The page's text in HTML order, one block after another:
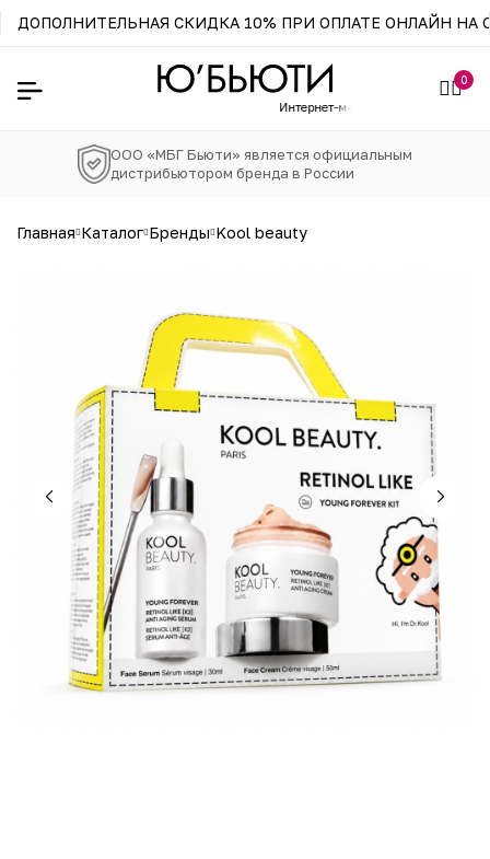
ДОПОЛНИТЕЛЬНАЯ СКИДКА 10% ПРИ ОПЛАТЕ ОНЛАЙН НА
Интернет-магазин официального
0
ООО «МБГ Бьюти» является официальным
дистрибьютором бренда в России
главная каталог бренды kool beauty